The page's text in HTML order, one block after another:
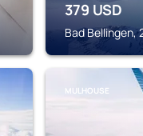
379 USD
Bad Bellingen,
MULHOUSE